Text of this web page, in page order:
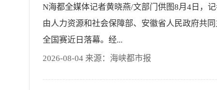
N海都全媒体记者黄晓燕/文部门供图8月4日，
由人力资源和社会保障部、安徽省人民政府共
全国赛近日落幕。经...
2026-08-04 来源：海峡都市报